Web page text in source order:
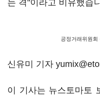
는 격"이라고 비유했습
공정거래위원회
신유미 기자
이 기사는 뉴스토마토